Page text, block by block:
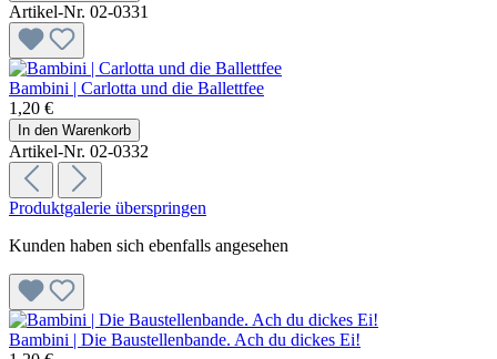
Artikel-Nr. 02-0331
Bambini | Carlotta und die Ballettfee
1,20 €
In den Warenkorb
Artikel-Nr. 02-0332
Produktgalerie überspringen
Kunden haben sich ebenfalls angesehen
Bambini | Die Baustellenbande. Ach du dickes Ei!